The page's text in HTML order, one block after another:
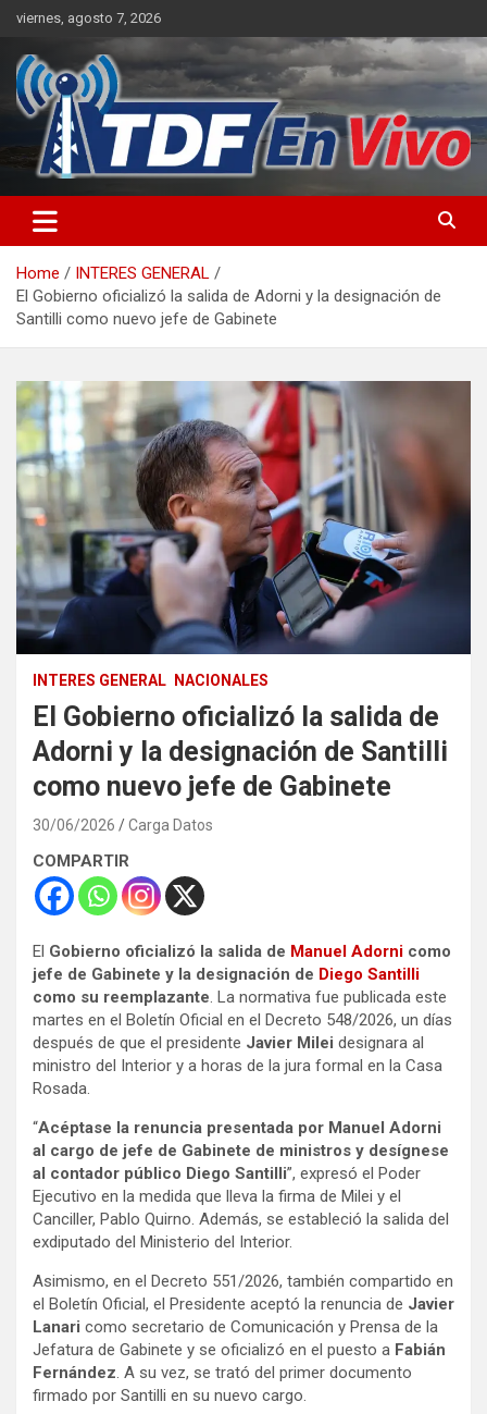
Skip
content
viernes, agosto 7, 2026
Home
INTERES GENERAL
El Gobierno oficializó la salida de Adorni y la designación de
Santilli como nuevo jefe de Gabinete
INTERES GENERAL NACIONALES
El Gobierno oficializó la salida de
Adorni y la designación de Santilli
como nuevo jefe de Gabinete
30/06/2026 Carga Datos
COMPARTIR
El Gobierno oficializó la salida de Manuel Adorni como
jefe de Gabinete y la designación de Diego Santilli
como su reemplazante . La normativa fue publicada este
martes en el Boletín Oficial en el Decreto 548/2026, un días
después de que el presidente Javier Milei designara al
ministro del Interior y a horas de la jura formal en la Casa
Rosada.
“Acéptase la renuncia presentada por Manuel Adorni
al cargo de jefe de Gabinete de ministros y desígnese
al contador público Diego Santilli”, expresó el Poder
Ejecutivo en la medida que lleva la firma de Milei y el
Canciller, Pablo Quirno. Además, se estableció la salida del
exdiputado del Ministerio del Interior.
Asimismo, en el Decreto 551/2026, también compartido en
el Boletín Oficial, el Presidente aceptó la renuncia de Javier
Lanari como secretario de Comunicación y Prensa de la
Jefatura de Gabinete y se oficializó en el puesto a Fabián
Fernández . A su vez, se trató del primer documento
firmado por Santilli en su nuevo cargo.